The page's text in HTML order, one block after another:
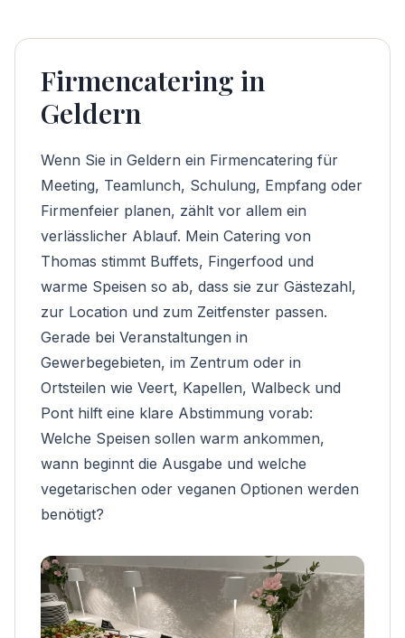
Firmencatering in
Geldern
Wenn Sie in Geldern ein Firmencatering für
Meeting, Teamlunch, Schulung, Empfang oder
Firmenfeier planen, zählt vor allem ein
verlässlicher Ablauf. Mein Catering von
Thomas stimmt Buffets, Fingerfood und
warme Speisen so ab, dass sie zur Gästezahl,
zur Location und zum Zeitfenster passen.
Gerade bei Veranstaltungen in
Gewerbegebieten, im Zentrum oder in
Ortsteilen wie Veert, Kapellen, Walbeck und
Pont hilft eine klare Abstimmung vorab:
Welche Speisen sollen warm ankommen,
wann beginnt die Ausgabe und welche
vegetarischen oder veganen Optionen werden
benötigt?